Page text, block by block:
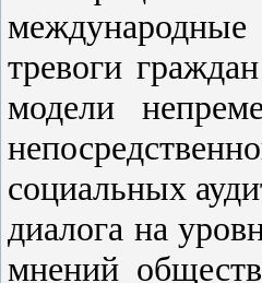
тревоги
модели
социальных
диалога на
мнений